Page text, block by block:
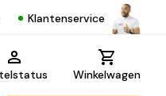
Klantenservice
Winkelwagen